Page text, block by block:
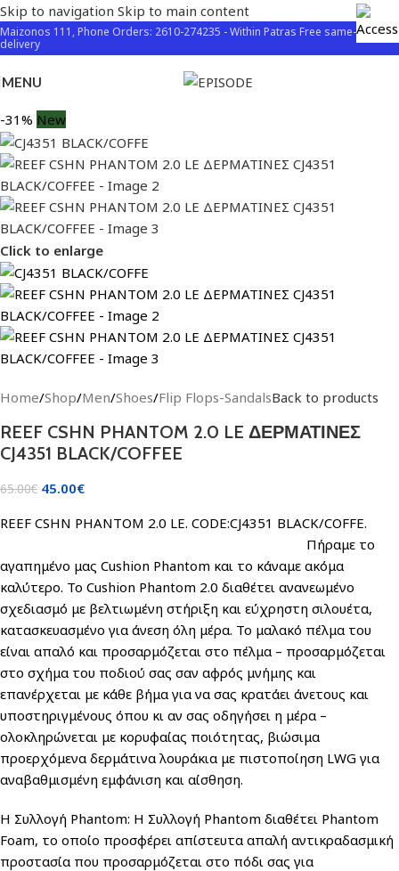
Skip to navigation Skip to main content
Maizonos 111, Phone Orders: 2610-274235 - Within Patras Free same-day
delivery
MENU
-31% New
Click to enlarge
Home/Shop/Men/Shoes/Flip Flops-SandalsBack to products
REEF CSHN PHANTOM 2.0 LE ΔΕΡΜΑΤΙΝΕΣ
CJ4351 BLACK/COFFEE
65.00€ 45.00€
REEF CSHN PHANTOM 2.0 LE. CODE:CJ4351 BLACK/COFFE.
Πήραμε το
αγαπημένο μας Cushion Phantom και το κάναμε ακόμα
καλύτερο. Το Cushion Phantom 2.0 διαθέτει ανανεωμένο
σχεδιασμό με βελτιωμένη στήριξη και εύχρηστη σιλουέτα,
κατασκευασμένο για άνεση όλη μέρα. Το μαλακό πέλμα του
είναι απαλό και προσαρμόζεται στο πέλμα – προσαρμόζεται
στο σχήμα του ποδιού σας σαν αφρός μνήμης και
επανέρχεται με κάθε βήμα για να σας κρατάει άνετους και
υποστηριγμένους όπου κι αν σας οδηγήσει η μέρα –
ολοκληρώνεται με κορυφαίας ποιότητας, βιώσιμα
προερχόμενα δερμάτινα λουράκια με πιστοποίηση LWG για
αναβαθμισμένη εμφάνιση και αίσθηση.
Η Συλλογή Phantom: Η Συλλογή Phantom διαθέτει Phantom
Foam, το οποίο προσφέρει απίστευτα απαλή αντικραδασμική
προστασία που προσαρμόζεται στο πόδι σας για